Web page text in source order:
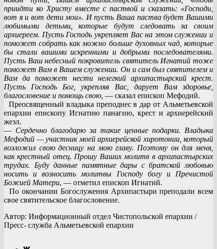
приидти ко Христу вместе с паствой и сказать: «Господи,
вот я и вот дети мои». И пусть Ваша паства будет Вашими
любимыми детьми, которые будут следовать за своим
архиереем. Пусть Господь укрепляет Вас на этом служении и
поможет собрать как можно больше духовных чад, которые
бы стали вашими искренними и добрыми последователями.
Пусть Ваш небесный покровитель святитель Игнатий тоже
поможет Вам в Вашем служении. Он и сам был святителем и
Вам да поможет нести нелегкий архипастырский крест.
Пусть Господь Бог, укрепляя Вас, дарует Вам здоровье,
благословение и помощь свою, — сказал епископ Мефодий.
Преосвященный владыка преподнес в дар от Альметьевской
епархии епископу Игнатию панагию, крест и архиерейский
жезл.
— Сердечно благодарю за такие ценные подарки. Владыка
Мефодий — участник моей архиерейской хиротонии, который
возложил свою десницу на мою главу. Поэтому он для меня,
как крестный отец. Прошу Ваших молитв в архипастырских
трудах. Буду данные памятные дары с братской любовью
носить и возносить молитвы Господу богу и Пречистой
Божией Матери, — отметил епископ Игнатий.
По окончании Богослужения Архипастыри преподали всем
свое святительское благословение.
Автор: Информационный отдел Чистопольской епархии /
Пресс- служба Альметьевской епархии